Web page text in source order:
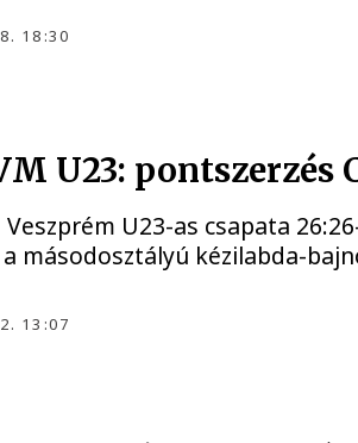
18:30
U23: pontszerzés
Veszprém U23-as csapata
másodosztályú kézilabda-
13:07